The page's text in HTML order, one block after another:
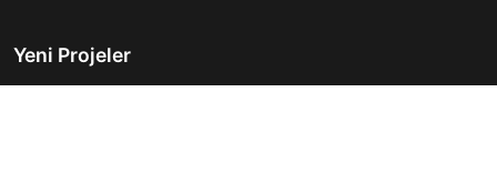
Yeni Projeler